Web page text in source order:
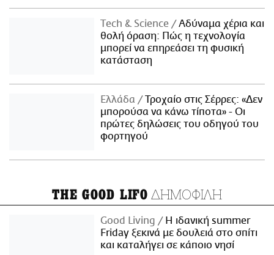
Τech & Science
Αδύναμα χέρια και
θολή όραση: Πώς η τεχνολογία
μπορεί να επηρεάσει τη φυσική
κατάσταση
Ελλάδα
Τροχαίο στις Σέρρες: «Δεν
μπορούσα να κάνω τίποτα» - Οι
πρώτες δηλώσεις του οδηγού του
φορτηγού
THE GOOD LIFO ΔΗΜΟΦΙΛΗ
Good Living
Η ιδανική summer
Friday ξεκινά με δουλειά στο σπίτι
και καταλήγει σε κάποιο νησί